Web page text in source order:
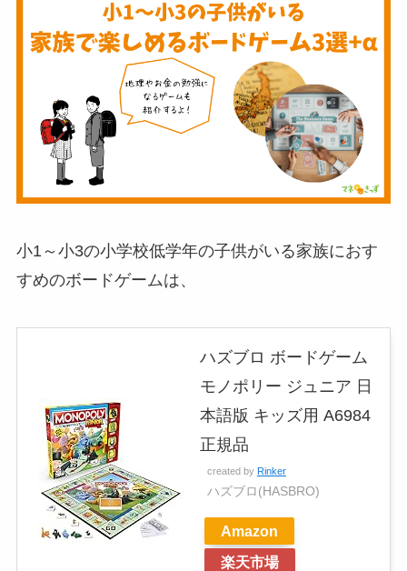
小1～小3の小学校低学年の子供がいる家族におす
すめのボードゲームは、
ハズブロ ボードゲーム
モノポリー ジュニア 日
本語版 キッズ用 A6984
正規品
created by Rinker
ハズブロ(HASBRO)
Amazon
楽天市場